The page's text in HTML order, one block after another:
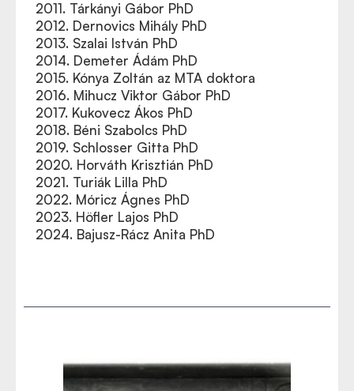
2011. Tárkányi Gábor PhD
2012. Dernovics Mihály PhD
2013. Szalai István PhD
2014. Demeter Ádám PhD
2015. Kónya Zoltán az MTA doktora
2016. Mihucz Viktor Gábor PhD
2017. Kukovecz Ákos PhD
2018. Béni Szabolcs PhD
2019. Schlosser Gitta PhD
2020. Horváth Krisztián PhD
2021. Turiák Lilla PhD
2022. Móricz Ágnes PhD
2023. Höfler Lajos PhD
2024. Bajusz-Rácz Anita PhD